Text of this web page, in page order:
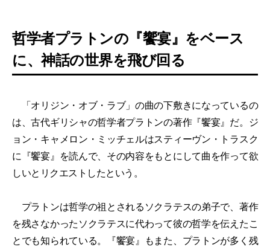
哲学者プラトンの『饗宴』をベース
に、神話の世界を飛び回る
「オリジン・オブ・ラブ」の曲の下敷きになっているの
は、古代ギリシャの哲学者プラトンの著作『饗宴』だ。ジ
ョン・キャメロン・ミッチェルはスティーヴン・トラスク
に『饗宴』を読んで、その内容をもとにして曲を作って欲
しいとリクエストしたという。
プラトンは哲学の祖とされるソクラテスの弟子で、著作
を残さなかったソクラテスに代わって彼の哲学を伝えたこ
とでも知られている。『饗宴』もまた、プラトンが多く残